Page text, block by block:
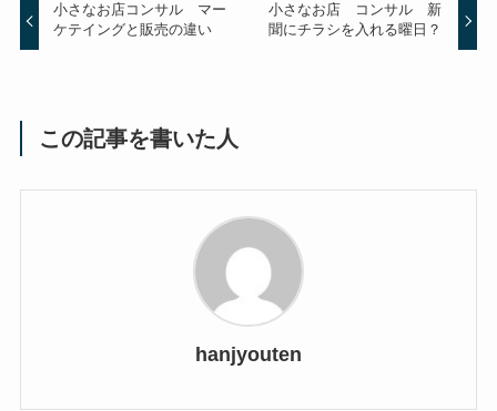
小さなお店コンサル マー
ケテイングと販売の違い
小さなお店 コンサル 新
聞にチラシを入れる曜日？
この記事を書いた人
hanjyouten